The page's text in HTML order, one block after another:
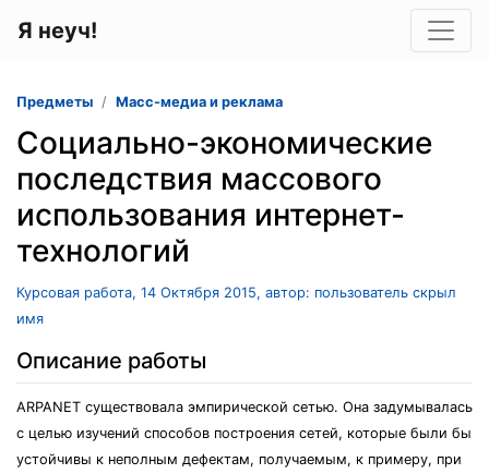
Я неуч!
Предметы Масс-медиа и реклама
Социально-экономические
последствия массового
использования интернет-
технологий
Курсовая работа, 14 Октября 2015, автор: пользователь скрыл
имя
Описание работы
ARPANET существовала эмпирической сетью. Она задумывалась
с целью изучений способов построения сетей, которые были бы
устойчивы к неполным дефектам, получаемым, к примеру, при